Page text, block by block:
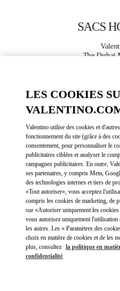
SACS
The Dubai
PLUS DE
OBTENIR
LES COOKIES
Valentino utilise des cookies et
fonctionnement du site (grâce à des
consentement, pour personnaliser le
publicitaires ciblées et analyser le
campagnes publicitaires. En outre,
ses partenaires, y compris Meta,
des technologies internes et tiers de
«Tout autoriser», vous acceptez
compris les cookies de marketing, de
sur «Autoriser uniquement les
vous autorisez uniquement l'utilisation
les autres. Les « Paramètres des
choix en matière de cookies et de les
plus, consultez la politique en
confidentialité.